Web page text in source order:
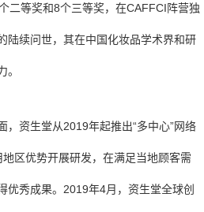
二等奖和8个三等奖，在CAFFCI阵营独
陆续问世，其在中国化妆品学术界和研
。
，资生堂从2019年起推出“多中心”网络
区优势开展研发，在满足当地顾客需
优秀成果。2019年4月，资生堂全球创